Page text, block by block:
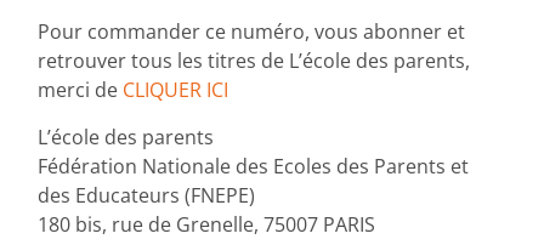
Pour commander ce numéro, vous abonner et
retrouver tous les titres de L’école des parents,
merci de CLIQUER ICI
L’école des parents
Fédération Nationale des Ecoles des Parents et
des Educateurs (FNEPE)
180 bis, rue de Grenelle, 75007 PARIS